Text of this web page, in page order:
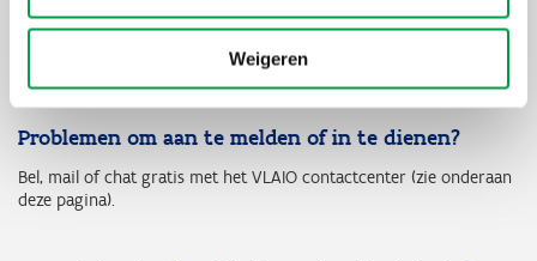
Weigeren
gebruikers kan toevoegen.
Problemen om aan te melden of in te dienen?
Bel, mail of chat gratis met het VLAIO contactcenter (zie onderaan
deze pagina).